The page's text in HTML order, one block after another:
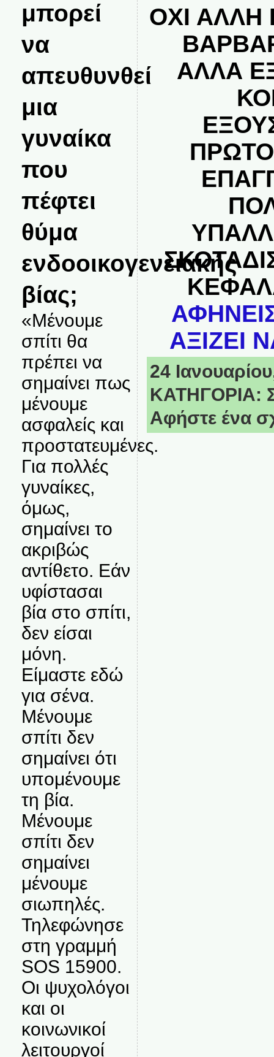
μπορεί
να
απευθυνθεί
μια
γυναίκα
που
πέφτει
θύμα
ενδοοικογενειακής
βίας;
«Μένουμε
σπίτι θα
πρέπει να
σημαίνει πως
μένουμε
ασφαλείς και
προστατευμένες.
Για πολλές
γυναίκες,
όμως,
σημαίνει το
ακριβώς
αντίθετο. Εάν
υφίστασαι
βία στο σπίτι,
δεν είσαι
μόνη.
Είμαστε εδώ
για σένα.
Μένουμε
σπίτι δεν
σημαίνει ότι
υπομένουμε
τη βία.
Μένουμε
σπίτι δεν
σημαίνει
μένουμε
σιωπηλές.
Τηλεφώνησε
στη γραμμή
SOS 15900.
Οι ψυχολόγοι
και οι
κοινωνικοί
λειτουργοί
ΟΧΙ ΑΛΛΗ
ΑΛΛΑ
ΑΞΙΖΕΙ
24
ΚΑΤΗΓΟΡΙΑ:
Αφήστε ένα